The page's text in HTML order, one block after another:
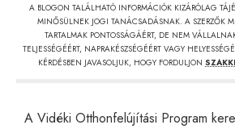
A BLOGON TALÁLHATÓ INFORMÁCIÓK KIZÁRÓLAG
MINŐSÜLNEK JOGI TANÁCSADÁSNAK. A SZERZŐK
TARTALMAK PONTOSSÁGÁÉRT, DE NEM
TELJESSÉGÉÉRT, NAPRAKÉSZSÉGÉÉRT VAGY
KÉRDÉSBEN JAVASOLJUK, HOGY FORDULJON
A Vidéki Otthonfelújítási Program